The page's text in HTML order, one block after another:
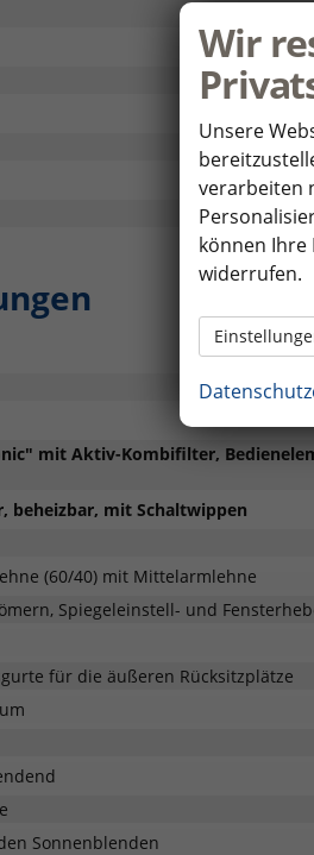
mit Aktiv-Kombifilter,
beheizbar, mit Schaltwippen
(60/40) mit Mittelarmlehne
Spiegeleinstell- und
für die äußeren Rücksitzplätze
Sonnenblenden
Wir
Unsere
verarbeiten
können Ihre
widerrufen.